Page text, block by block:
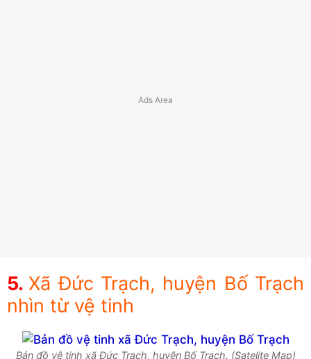
Xã Đức Trạch, huyện Bố Trạch
nhìn từ vệ tinh
Bản đồ vệ tinh xã Đức Trạch, huyện Bố Trạch. (Satelite Map)